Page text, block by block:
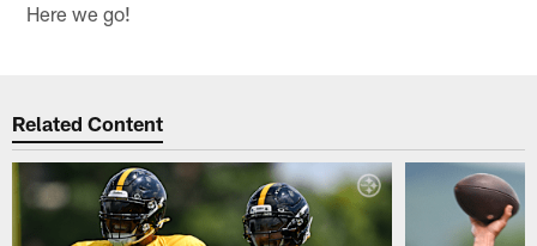
Here we go!
Related Content